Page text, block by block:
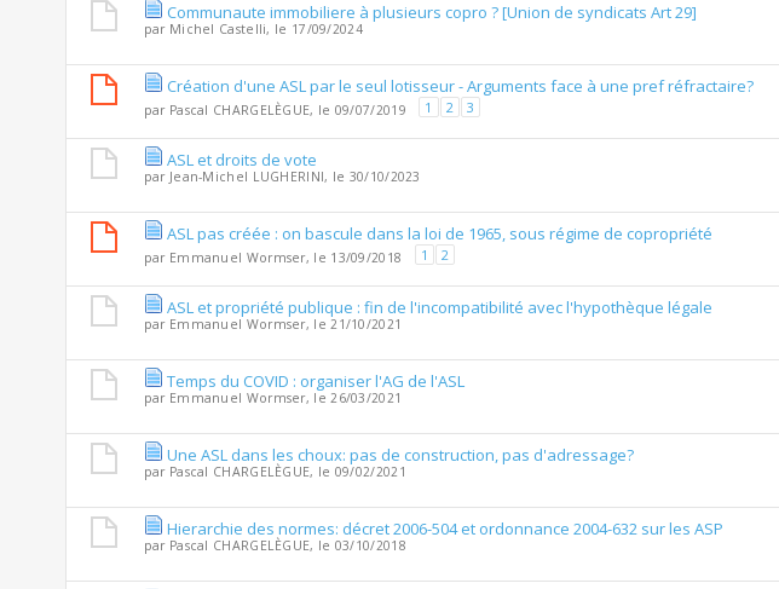
Communaute immobiliere à plusieurs copro ? [Union de syndicats Art 29]
par Michel Castelli, le 17/09/2024
Création d'une ASL par le seul lotisseur - Arguments face à une pref réfractaire?
par Pascal CHARGELÈGUE, le 09/07/2019 1 2 3
ASL et droits de vote
par Jean-Michel LUGHERINI, le 30/10/2023
ASL pas créée : on bascule dans la loi de 1965, sous régime de copropriété
par Emmanuel Wormser, le 13/09/2018 1 2
ASL et propriété publique : fin de l'incompatibilité avec l'hypothèque légale
par Emmanuel Wormser, le 21/10/2021
Temps du COVID : organiser l'AG de l'ASL
par Emmanuel Wormser, le 26/03/2021
Une ASL dans les choux: pas de construction, pas d'adressage?
par Pascal CHARGELÈGUE, le 09/02/2021
Hierarchie des normes: décret 2006-504 et ordonnance 2004-632 sur les ASP
par Pascal CHARGELÈGUE, le 03/10/2018